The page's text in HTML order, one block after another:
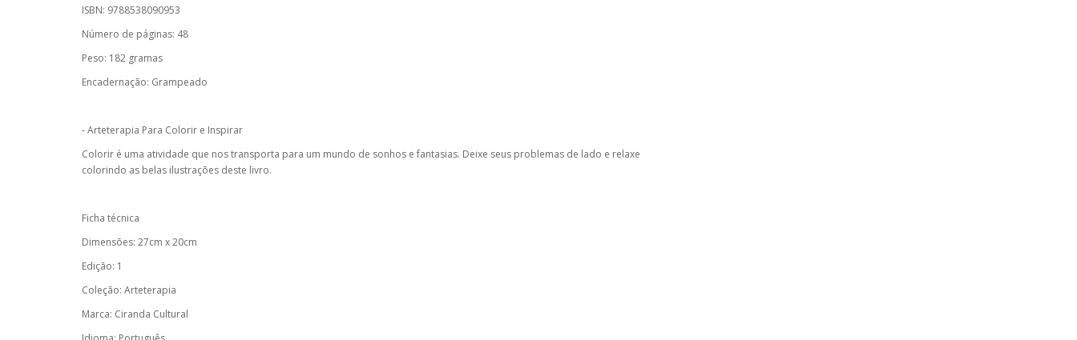
ISBN: 9788538090953
Número de páginas: 48
Peso: 182 gramas
Encadernação: Grampeado
- Arteterapia Para Colorir e Inspirar
Colorir é uma atividade que nos transporta para um mundo de sonhos e fantasias. Deixe seus problemas de lado e relaxe
colorindo as belas ilustrações deste livro.
Ficha técnica
Dimensões: 27cm x 20cm
Edição: 1
Coleção: Arteterapia
Marca: Ciranda Cultural